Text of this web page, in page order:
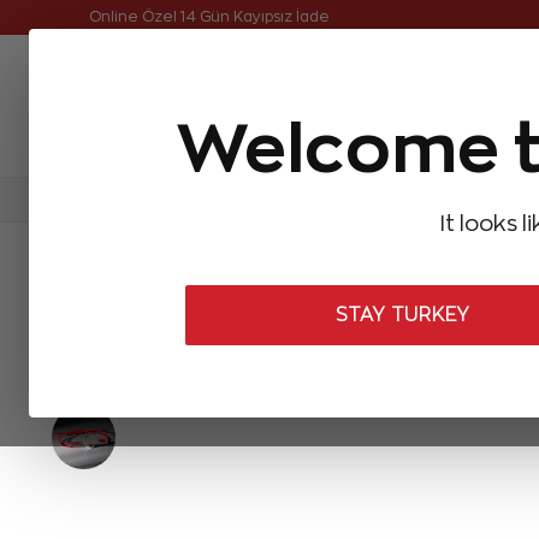
Welcome
It looks
STAY TURKEY
Online Özel 14 Gün Kayıpsız İade
Aynı Gün Kargo Çok Satanlar